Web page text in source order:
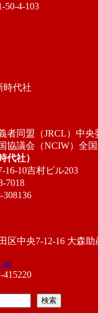
50-4-103
時代社
者同盟（JRCL）中央
協議会（NCIW）全
代社）
16-10吉村ビル203
7018
区中央7-12-16 大森
検索